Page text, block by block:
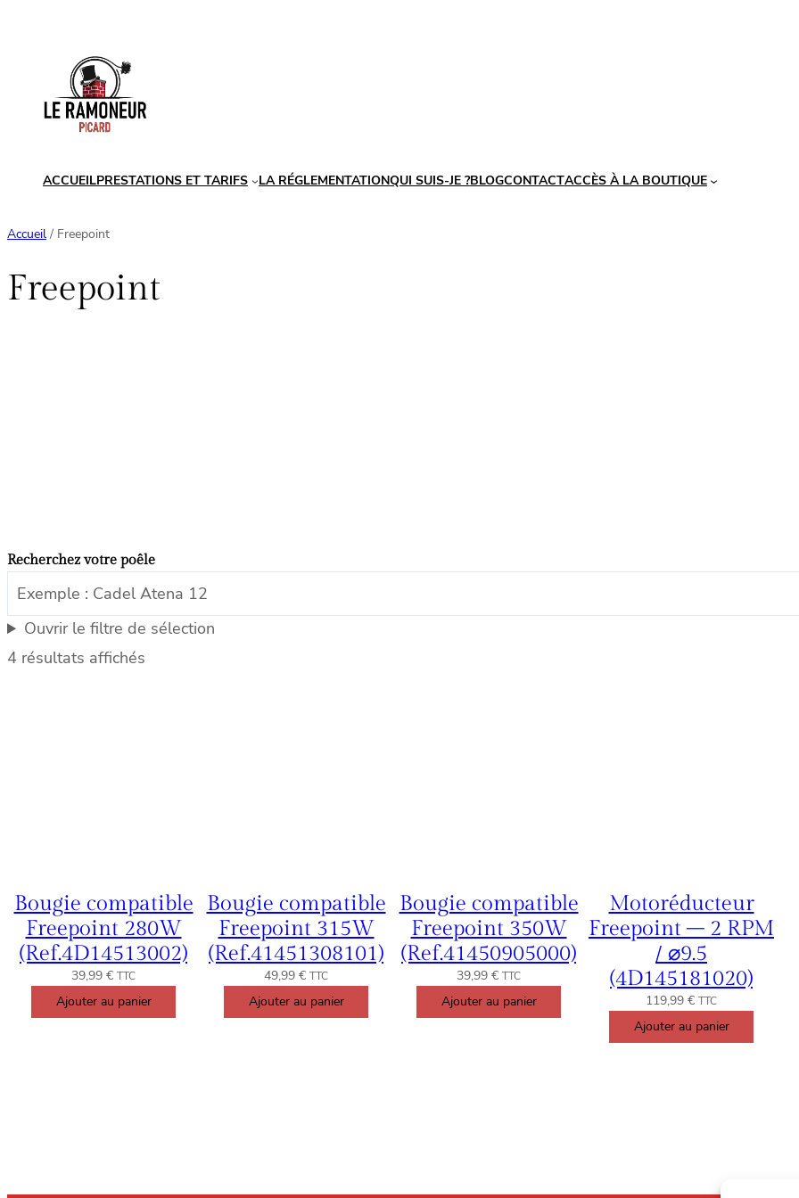
ACCUEILPRESTATIONS ET TARIFS LA RÉGLEMENTATIONQUI SUIS-JE ?BLOGCONTACTACCÈS À LA BOUTIQUE
Accueil / Freepoint
Freepoint
Recherchez votre poêle
Ouvrir le filtre de sélection
4 résultats affichés
Bougie compatible
Freepoint 280W
(Ref.4D14513002)
39,99 € TTC
Ajouter au panier
Bougie compatible
Freepoint 315W
(Ref.41451308101)
49,99 € TTC
Ajouter au panier
Bougie compatible
Freepoint 350W
(Ref.41450905000)
39,99 € TTC
Ajouter au panier
Motoréducteur
Freepoint – 2 RPM
/ ⌀9.5
(4D145181020)
119,99 € TTC
Ajouter au panier